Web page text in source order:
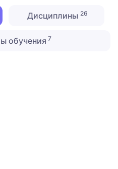
Дисциплины 26
обучения 7